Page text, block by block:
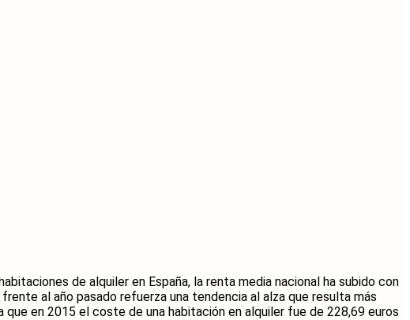
de alquiler en España, la renta media nacional ha subido con
al año pasado refuerza una tendencia al alza que resulta más
en 2015 el coste de una habitación en alquiler fue de 228,69 euros